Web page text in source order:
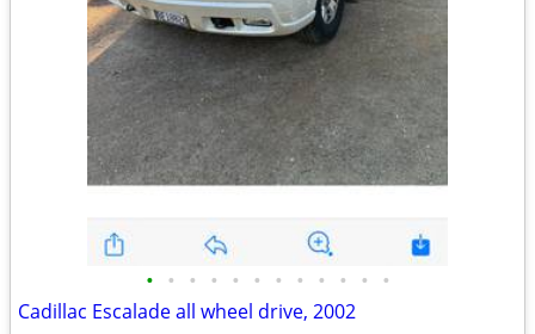
• • • • • • • • • • • •
Cadillac Escalade all wheel drive, 2002